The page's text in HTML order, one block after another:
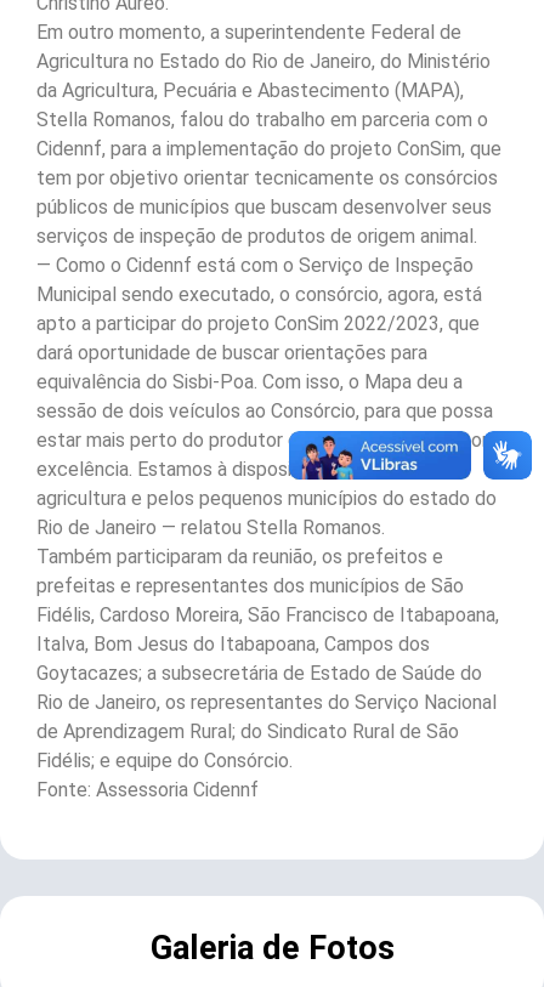
Em outro momento, a superintendente Federal de
Agricultura no Estado do Rio de Janeiro, do Ministério
da Agricultura, Pecuária e Abastecimento (MAPA),
Stella Romanos, falou do trabalho em parceria com o
Cidennf, para a implementação do projeto ConSim, que
tem por objetivo orientar tecnicamente os consórcios
públicos de municípios que buscam desenvolver seus
serviços de inspeção de produtos de origem animal.
— Como o Cidennf está com o Serviço de Inspeção
Municipal sendo executado, o consórcio, agora, está
apto a participar do projeto ConSim 2022/2023, que
dará oportunidade de buscar orientações para
equivalência do Sisbi-Poa. Com isso, o Mapa deu a
sessão de dois veículos ao Consórcio, para que possa
estar mais perto do produtor e realizar o trabalho com
excelência. Estamos à disposição e lutando pela
agricultura e pelos pequenos municípios do estado do
Rio de Janeiro — relatou Stella Romanos.
Também participaram da reunião, os prefeitos e
prefeitas e representantes dos municípios de São
Fidélis, Cardoso Moreira, São Francisco de Itabapoana,
Italva, Bom Jesus do Itabapoana, Campos dos
Goytacazes; a subsecretária de Estado de Saúde do
Rio de Janeiro, os representantes do Serviço Nacional
de Aprendizagem Rural; do Sindicato Rural de São
Fidélis; e equipe do Consórcio.
Fonte: Assessoria Cidennf
Galeria de Fotos